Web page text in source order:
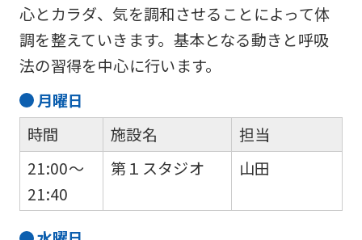
心とカラダ、気を調和させることによって体
調を整えていきます。基本となる動きと呼吸
法の習得を中心に行います。
月曜日
時間
21:00～
21:40
施設名
第１スタジオ
担当
山田
For